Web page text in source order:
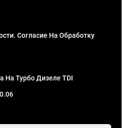
Согласие На Обработку
На Турбо Дизеле TDI